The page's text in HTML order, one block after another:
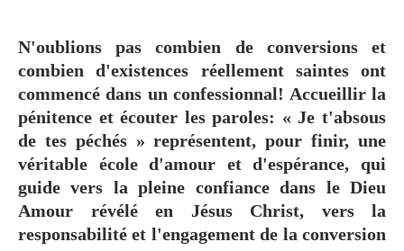
N'oublions pas combien de conversions et
combien d'existences réellement saintes ont
commencé dans un confessionnal! Accueillir la
pénitence et écouter les paroles: « Je t'absous
de tes péchés » représentent, pour finir, une
véritable école d'amour et d'espérance, qui
guide vers la pleine confiance dans le Dieu
Amour révélé en Jésus Christ, vers la
responsabilité et l'engagement de la conversion